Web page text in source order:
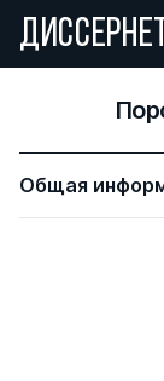
ДИССЕРНЕТ
Общая